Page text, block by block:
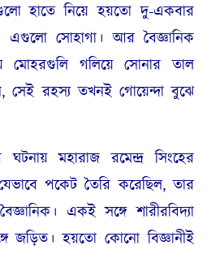
হাতে নিয়ে হয়তো দু-একবার
এগুলো সোহাগা। আর বৈজ্ঞানিক
মোহরগুলি গলিয়ে সোনার তাল
সেই রহস্য তখনই গোয়েন্দা বুঝে
মহারাজ রমেন্দ্র সিংহের
পকেট তৈরি করেছিল, তার
একই সঙ্গে শারীরবিদ্যা
জড়িত। হয়তো কোনো বিজ্ঞানীই